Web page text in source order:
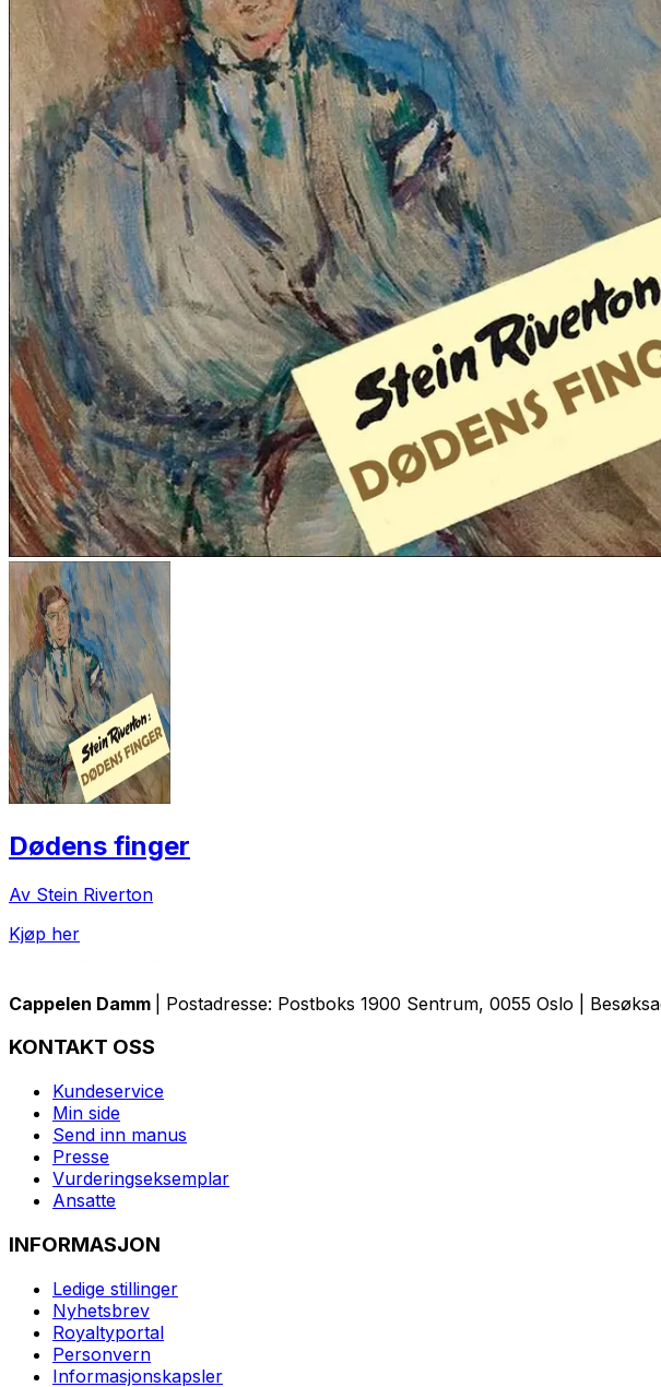
Dødens finger
Av Stein Riverton
Kjøp her
Cappelen Damm | Postadresse: Postboks 1900 Sentrum, 0055 Oslo |
KONTAKT OSS
Kundeservice
Min side
Send inn manus
Presse
Vurderingseksemplar
Ansatte
INFORMASJON
Ledige stillinger
Nyhetsbrev
Royaltyportal
Personvern
Informasjonskapsler